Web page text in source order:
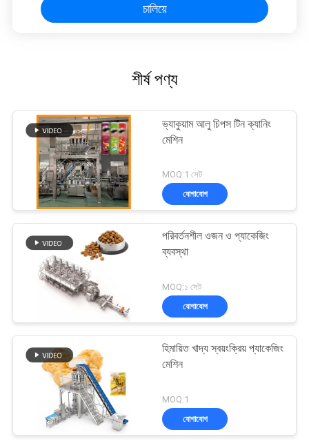
চালিয়ে
শীর্ষ পণ্য
ভ্যাকুয়াম আলু চিপস টিন ক্যানিং
মেশিন
MOQ:1 সেট
যোগাযোগ
পরিবর্তনশীল ওজন ও প্যাকেজিং
ব্যবস্থা
MOQ:১ সেট
যোগাযোগ
হিমায়িত খাদ্য স্বয়ংক্রিয় প্যাকেজিং
মেশিন
MOQ:1
যোগাযোগ